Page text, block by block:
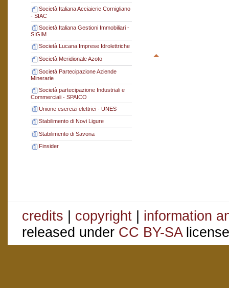
Società Italiana Acciaierie Cornigliano
- SIAC
Società Italiana Gestioni Immobiliari -
SIGIM
Società Lucana Imprese Idrolettriche
Società Meridionale Azoto
Società Partecipazione Aziende
Minerarie
Società partecipazione Industriali e
Commerciali - SPAICO
Unione esercizi elettrici - UNES
Stabilimento di Novi Ligure
Stabilimento di Savona
Finsider
credits | copyright | information
released under CC BY-SA